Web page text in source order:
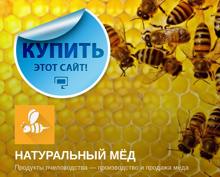
Перейти
к
содержимому
НАТУРАЛЬНЫЙ МЁД
Продукты пчеловодства — производство и продажа мёда